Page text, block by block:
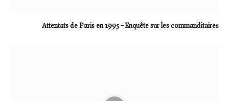
Attentats de Paris en 1995 – Enquête sur les commanditaires